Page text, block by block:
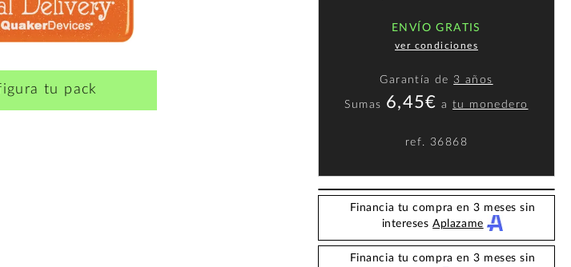
tu pack
ENVÍO GRATIS
ver condiciones
Garantía de 3 años
Sumas 6,45€ atu monedero
ref. 36868
Financia tu compra en 3 meses sin
interesesAplazame
Financia tu compra en 3 meses sin